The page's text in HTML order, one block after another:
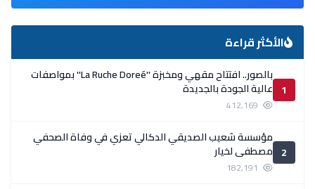
الأكثر قراءة
1
بالصور.. افتتاح مقهي ومخبزة ''La Ruche Doreé'' بمواصفات
عالية الجودة بالجديدة
2
مؤسسة شعيب الصديقي الدكالي تعزي في وفاة الصحفي
مصطفى لخيار